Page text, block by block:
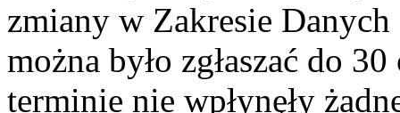
zmiany w Zakresie
można było zgłaszać do
terminie nie wpłynęły